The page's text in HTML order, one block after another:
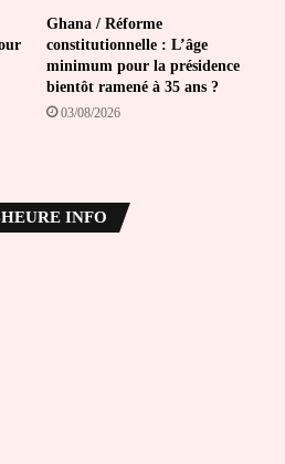
Ghana / Réforme
constitutionnelle : L’âge
minimum pour la présidence
bientôt ramené à 35 ans ?
03/08/2026
INFO